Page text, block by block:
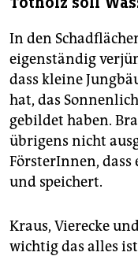
In den
eigenständig
dass kleine
hat, das
gebildet haben.
übrigens nicht
FörsterInnen, dass
und speichert.
Kraus, Vierecke
wichtig das alles